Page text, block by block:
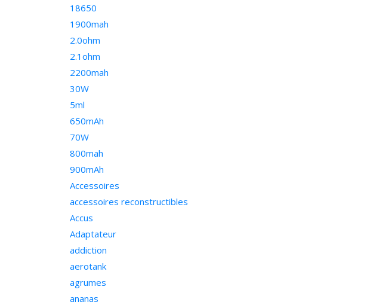
18650
1900mah
2.0ohm
2.1ohm
2200mah
30W
5ml
650mAh
70W
800mah
900mAh
Accessoires
accessoires reconstructibles
Accus
Adaptateur
addiction
aerotank
agrumes
ananas